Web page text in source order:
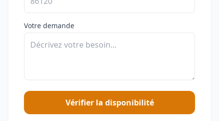
Votre demande
Vérifier la disponibilité